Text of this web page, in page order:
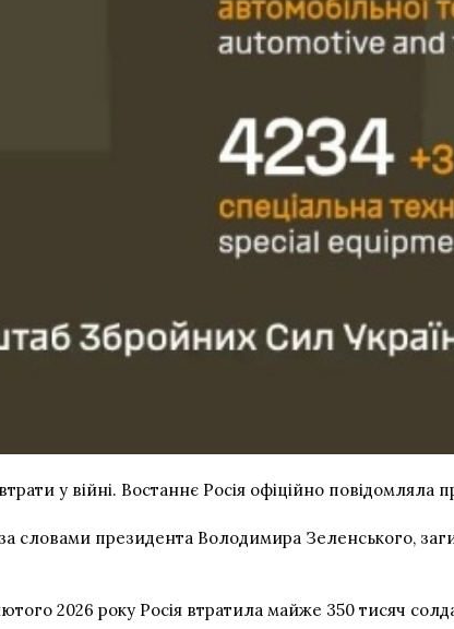
втрати у війні. Востаннє Росія офіційно
словами президента Володимира Зеленського,
2026 року Росія втратила майже 350 тисяч